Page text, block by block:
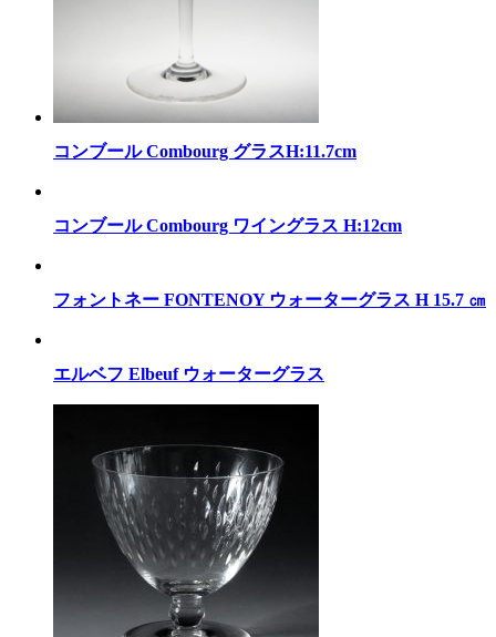
コンブール Combourg グラスH:11.7cm
コンブール Combourg ワイングラス H:12cm
フォントネー FONTENOY ウォーターグラス H 15.7 ㎝
エルベフ Elbeuf ウォーターグラス